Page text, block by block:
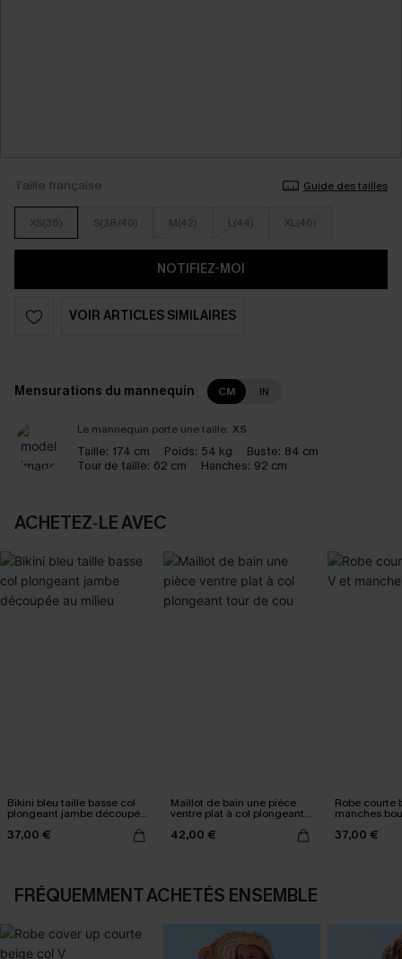
Taille française Guide des tailles
XS(36) S(38/40) M(42) L(44) XL(46)
NOTIFIEZ-MOI
VOIR ARTICLES SIMILAIRES
Mensurations du mannequin CM IN
Le mannequin porte une taille: XS
Taille: 174 cm Poids: 54 kg Buste: 84 cm
Tour de taille: 62 cm Hanches: 92 cm
ACHETEZ‑LE AVEC
Bikini bleu taille basse col
plongeant jambe découpée
au milieu
37,00 €
Maillot de bain une pièce
ventre plat à col plongeant
tour de cou
42,00 €
Robe courte
manches
37,00 €
FRÉQUEMMENT ACHETÉS ENSEMBLE